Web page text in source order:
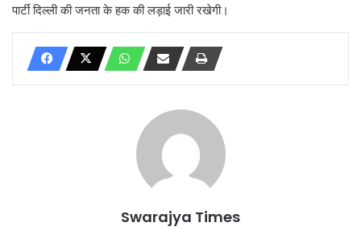
पार्टी दिल्ली की जनता के हक की लड़ाई जारी रखेगी।
Swarajya Times